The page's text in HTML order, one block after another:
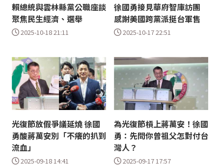
賴總統與雲林縣黨公職座談
聚焦民生經濟、選舉
2025-10-18 21:11
徐國勇接見華府智庫訪團
感謝美國跨黨派挺台軍售
2025-10-17 22:51
光復節放假爭議延燒 徐國
勇酸蔣萬安別「不癢的扒到
流血」
2025-09-18 14:41
為光復節槓上蔣萬安！徐國
勇：先問你曾祖父怎對付台
灣人？
2025-09-17 17:57